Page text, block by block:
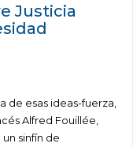
Justicia
de esas ideas-fuerza,
Alfred Fouillée,
sinfín de